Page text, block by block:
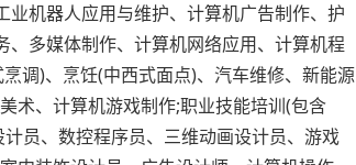
机器人应用与维护、计算机广告制作、护
多媒体制作、计算机网络应用、计算机程
调)、烹饪(中西式面点)、汽车维修、新能源
术、计算机游戏制作;职业技能培训(包含
员、数控程序员、三维动画设计员、游戏